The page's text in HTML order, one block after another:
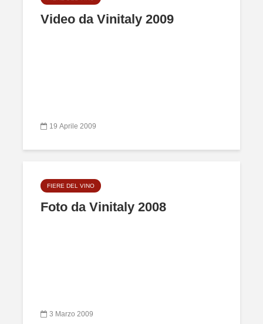
Video da Vinitaly 2009
19 Aprile 2009
FIERE DEL VINO
Foto da Vinitaly 2008
3 Marzo 2009